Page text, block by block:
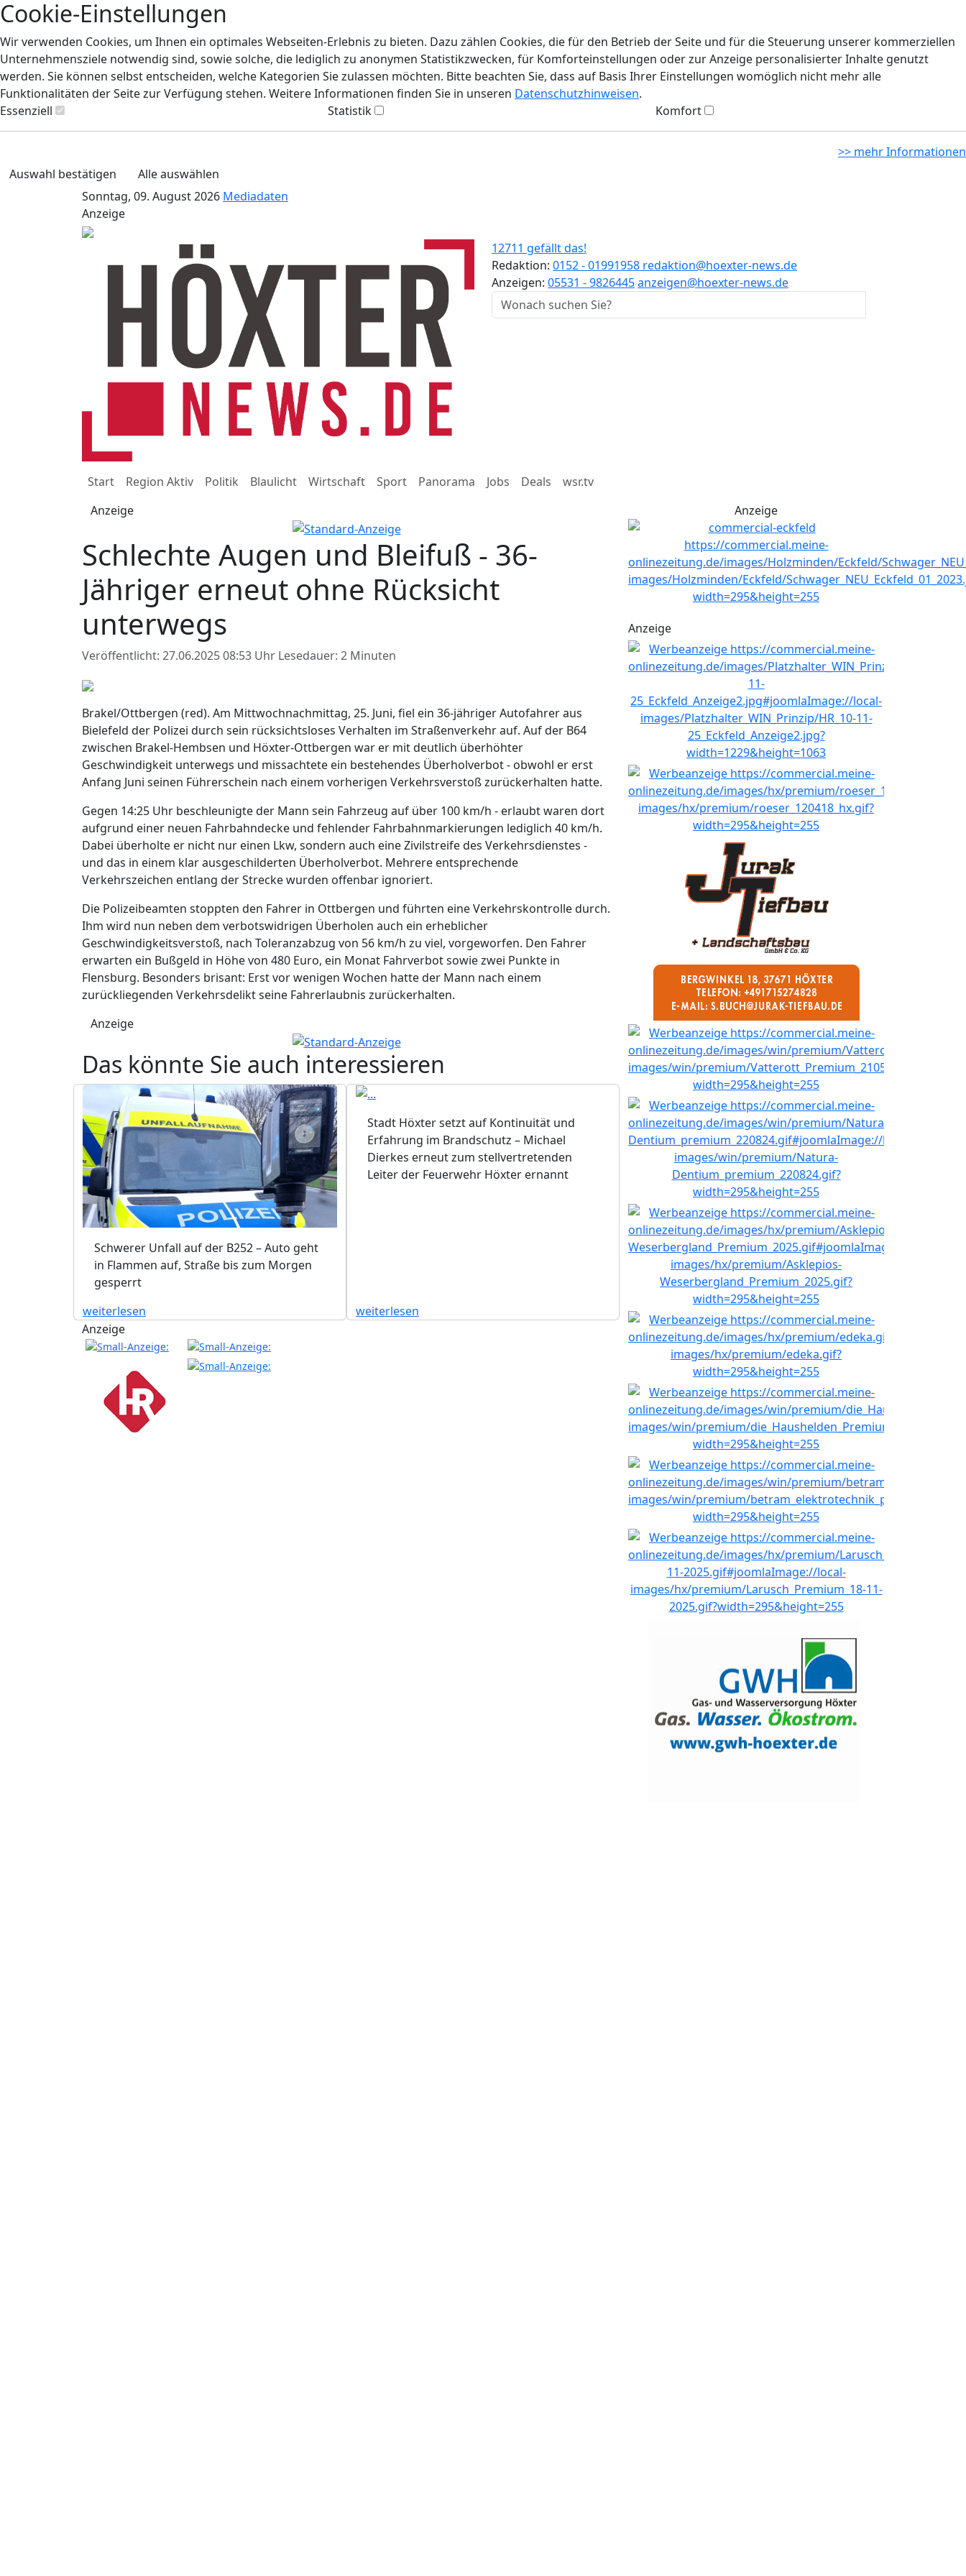
Cookie-Einstellungen
Wir verwenden Cookies, um Ihnen ein optimales Webseiten-Erlebnis zu bieten. Dazu zählen Cookies, die für den Betrieb der Seite und für die Steuerung unserer kommerziellen
Unternehmensziele notwendig sind, sowie solche, die lediglich zu anonymen Statistikzwecken, für Komforteinstellungen oder zur Anzeige personalisierter Inhalte genutzt
werden. Sie können selbst entscheiden, welche Kategorien Sie zulassen möchten. Bitte beachten Sie, dass auf Basis Ihrer Einstellungen womöglich nicht mehr alle
Funktionalitäten der Seite zur Verfügung stehen. Weitere Informationen finden Sie in unseren Datenschutzhinweisen.
Essenziell
Statistik Komfort
>> mehr Informationen
Auswahl bestätigen
Alle auswählen
Sonntag, 09. August 2026 Mediadaten
Anzeige
12711 gefällt das!
Redaktion: 0152 - 01991958 redaktion@hoexter-news.de
Anzeigen: 05531 - 9826445anzeigen@hoexter-news.de
Start Region Aktiv Politik Blaulicht Wirtschaft Sport Panorama Jobs Deals
wsr.tv
Anzeige
Schlechte Augen und Bleifuß - 36-
Jähriger erneut ohne Rücksicht
unterwegs
Veröffentlicht: 27.06.2025 08:53 Uhr Lesedauer: 2 Minuten
Brakel/Ottbergen (red). Am Mittwochnachmittag, 25. Juni, fiel ein 36-jähriger Autofahrer aus
Bielefeld der Polizei durch sein rücksichtsloses Verhalten im Straßenverkehr auf. Auf der B64
zwischen Brakel-Hembsen und Höxter-Ottbergen war er mit deutlich überhöhter
Geschwindigkeit unterwegs und missachtete ein bestehendes Überholverbot - obwohl er erst
Anfang Juni seinen Führerschein nach einem vorherigen Verkehrsverstoß zurückerhalten hatte.
Gegen 14:25 Uhr beschleunigte der Mann sein Fahrzeug auf über 100 km/h - erlaubt waren dort
aufgrund einer neuen Fahrbahndecke und fehlender Fahrbahnmarkierungen lediglich 40 km/h.
Dabei überholte er nicht nur einen Lkw, sondern auch eine Zivilstreife des Verkehrsdienstes -
und das in einem klar ausgeschilderten Überholverbot. Mehrere entsprechende
Verkehrszeichen entlang der Strecke wurden offenbar ignoriert.
Die Polizeibeamten stoppten den Fahrer in Ottbergen und führten eine Verkehrskontrolle durch.
Ihm wird nun neben dem verbotswidrigen Überholen auch ein erheblicher
Geschwindigkeitsverstoß, nach Toleranzabzug von 56 km/h zu viel, vorgeworfen. Den Fahrer
erwarten ein Bußgeld in Höhe von 480 Euro, ein Monat Fahrverbot sowie zwei Punkte in
Flensburg. Besonders brisant: Erst vor wenigen Wochen hatte der Mann nach einem
zurückliegenden Verkehrsdelikt seine Fahrerlaubnis zurückerhalten.
Anzeige
Das könnte Sie auch interessieren
Schwerer Unfall auf der B252 – Auto geht
in Flammen auf, Straße bis zum Morgen
gesperrt
weiterlesen
Stadt Höxter setzt auf Kontinuität und
Erfahrung im Brandschutz – Michael
Dierkes erneut zum stellvertretenden
Leiter der Feuerwehr Höxter ernannt
weiterlesen
Anzeige
Anzeige
Anzeige